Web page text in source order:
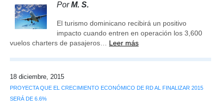
PorM. S.
El turismo dominicano recibirá un positivo
impacto cuando entren en operación los 3,600
vuelos charters de pasajeros… Leer más
18 diciembre, 2015
PROYECTA QUE EL CRECIMIENTO ECONÓMICO DE RD AL FINALIZAR 2015
SERÁ DE 6.6%